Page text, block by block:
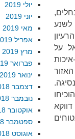
לשנע
על
יולי 2019
יוני 2019
מאי 2019
אפריל 2019
מרץ 2019
פברואר 2019
ינואר 2019
דצמבר 2018
נובמבר 2018
אוקטובר 2018
ספטמבר 2018
אוגוסט 2018